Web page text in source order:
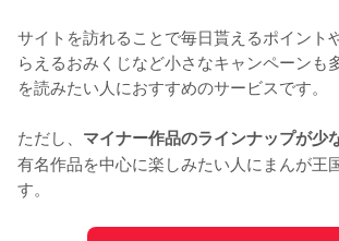
サイトを訪れることで毎日貰えるポイント
らえるおみくじなど小さなキャンペーンも
を読みたい人におすすめのサービスです。
ただし、 マイナー作品のラインナップが少
有名作品を中心に楽しみたい人にまんが王
す。